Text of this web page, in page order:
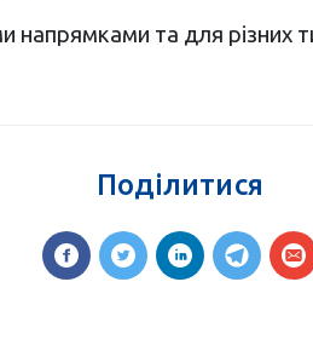
напрямками та для різних
Поділитися